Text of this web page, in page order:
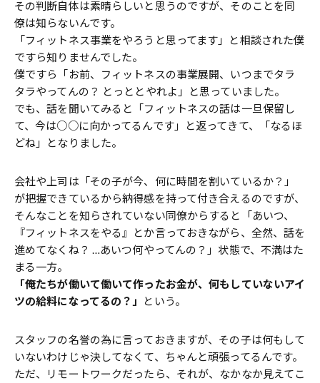
その判断自体は素晴らしいと思うのですが、そのことを同
僚は知らないんです。
「フィットネス事業をやろうと思ってます」と相談された僕
ですら知りませんでした。
僕ですら「お前、フィットネスの事業展開、いつまでタラ
タラやってんの？ とっととやれよ」と思っていました。
でも、話を聞いてみると「フィットネスの話は一旦保留し
て、今は○○に向かってるんです」と返ってきて、「なるほ
どね」となりました。
会社や上司は「その子が今、何に時間を割いているか？」
が把握できているから納得感を持って付き合えるのですが、
そんなことを知らされていない同僚からすると「あいつ、
『フィットネスをやる』とか言っておきながら、全然、話を
進めてなくね？ …あいつ何やってんの？」状態で、不満はた
まる一方。
「俺たちが働いて働いて作ったお金が、何もしていないアイ
ツの給料になってるの？」
という。
スタッフの名誉の為に言っておきますが、その子は何もして
いないわけじゃ決してなくて、ちゃんと頑張ってるんです。
ただ、リモートワークだったら、それが、なかなか見えてこ